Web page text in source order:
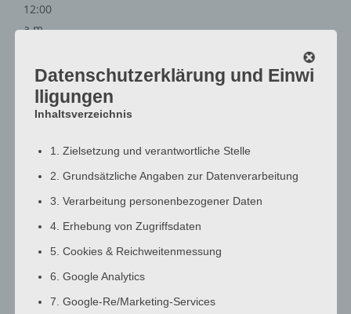
12:00
a.m.
a.m.
2:00
a.m.
5:00
a.m.
7:00
a.m.
Datenschutzerklärung und Einwi
lligungen
Inhaltsverzeichnis
1. Zielsetzung und verantwortliche Stelle
2. Grundsätzliche Angaben zur Datenverarbeitung
3. Verarbeitung personenbezogener Daten
4. Erhebung von Zugriffsdaten
5. Cookies & Reichweitenmessung
6. Google Analytics
7. Google-Re/Marketing-Services